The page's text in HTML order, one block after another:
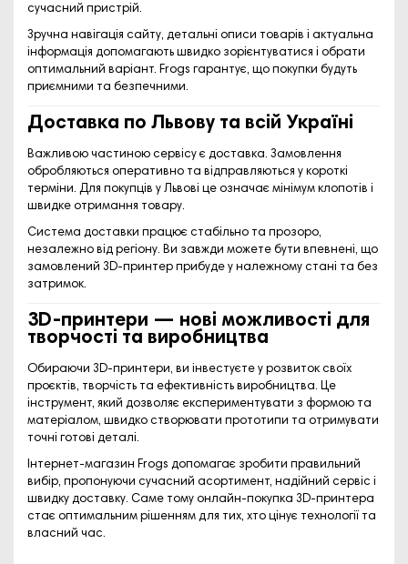
сучасний пристрій.
Зручна навігація сайту, детальні описи товарів і актуальна
інформація допомагають швидко зорієнтуватися і обрати
оптимальний варіант. Frogs гарантує, що покупки будуть
приємними та безпечними.
Доставка по Львову та всій Україні
Важливою частиною сервісу є доставка. Замовлення
обробляються оперативно та відправляються у короткі
терміни. Для покупців у Львові це означає мінімум клопотів і
швидке отримання товару.
Система доставки працює стабільно та прозоро,
незалежно від регіону. Ви завжди можете бути впевнені, що
замовлений 3D-принтер прибуде у належному стані та без
затримок.
3D-принтери — нові можливості для
творчості та виробництва
Обираючи 3D-принтери, ви інвестуєте у розвиток своїх
проєктів, творчість та ефективність виробництва. Це
інструмент, який дозволяє експериментувати з формою та
матеріалом, швидко створювати прототипи та отримувати
точні готові деталі.
Інтернет-магазин Frogs допомагає зробити правильний
вибір, пропонуючи сучасний асортимент, надійний сервіс і
швидку доставку. Саме тому онлайн-покупка 3D-принтера
стає оптимальним рішенням для тих, хто цінує технології та
власний час.